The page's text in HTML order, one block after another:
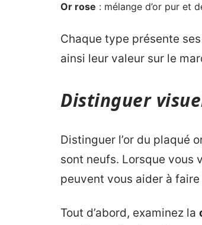
Or rose : mélange d’or pur et
Chaque type présente
ainsi leur valeur sur le
Distinguer
Distinguer l’or du plaqué
sont neufs. Lorsque vous
peuvent vous aider à
Tout d’abord, examinez la